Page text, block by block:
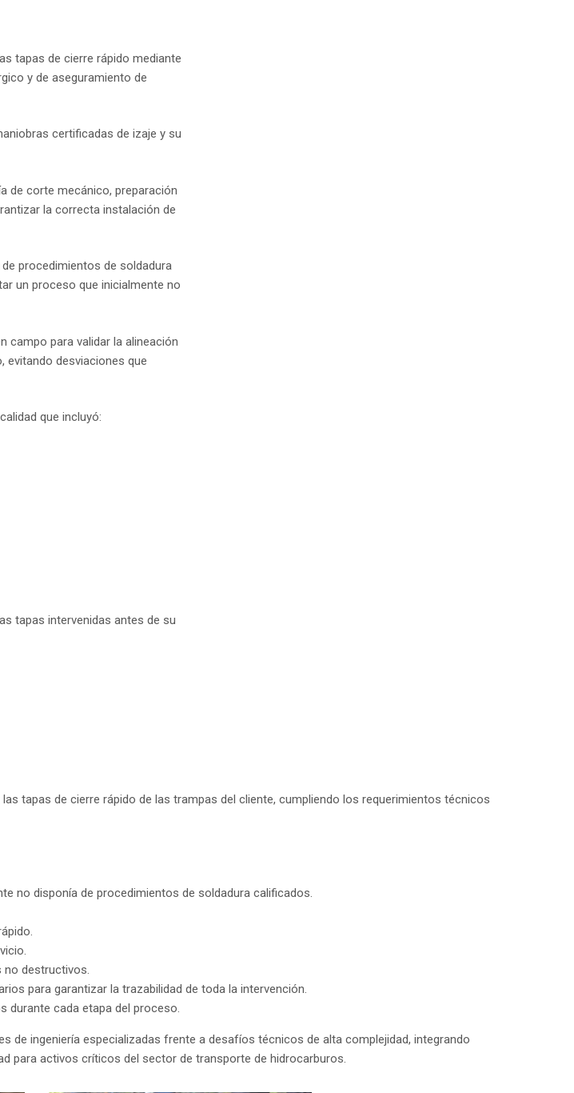
tapas de cierre rápido mediante
y de aseguramiento de
certificadas de izaje y su
de corte mecánico, preparación
la correcta instalación de
procedimientos de soldadura
un proceso que inicialmente no
campo para validar la alineación
evitando desviaciones que
que incluyó:
tapas intervenidas antes de su
tapas de cierre rápido de las trampas del cliente, cumpliendo los requerimientos técnicos
no disponía de procedimientos de soldadura calificados.
no destructivos.
para garantizar la trazabilidad de toda la intervención.
durante cada etapa del proceso.
de ingeniería especializadas frente a desafíos técnicos de alta complejidad, integrando
para activos críticos del sector de transporte de hidrocarburos.